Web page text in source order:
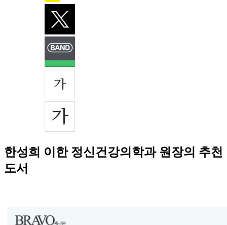
한성희 이한 정신건강의학과 원장의 추천
도서